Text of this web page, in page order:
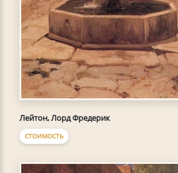
Лейтон, Лорд Фредерик
СТОИМОСТЬ